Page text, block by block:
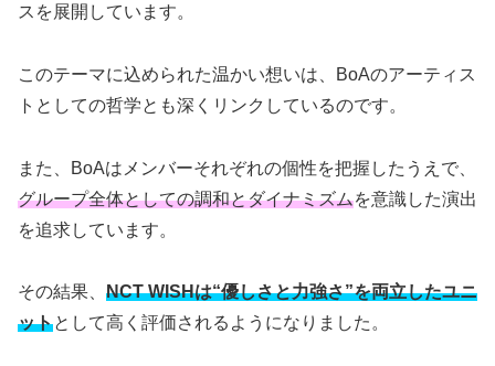
スを展開しています。
このテーマに込められた温かい想いは、BoAのアーティス
トとしての哲学とも深くリンクしているのです。
また、BoAはメンバーそれぞれの個性を把握したうえで、
グループ全体としての調和とダイナミズムを意識した演出
を追求しています。
その結果、 NCT WISHは“優しさと力強さ”を両立したユニ
ットとして高く評価されるようになりました。